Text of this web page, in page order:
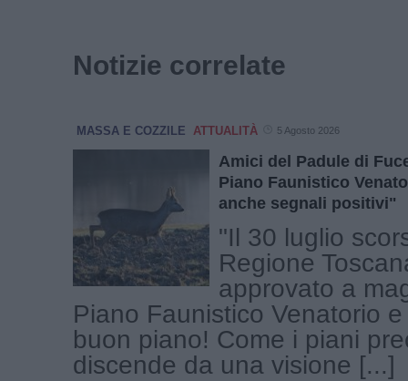
Notizie correlate
MASSA E COZZILE ATTUALITÀ 5 Agosto 2026
Amici del Padule di
Piano Faunistico
anche segnali positivi"
"Il 30 luglio
Regione
approvato a
Piano Faunistico Venatorio
buon piano! Come i piani
discende da una visione [...]